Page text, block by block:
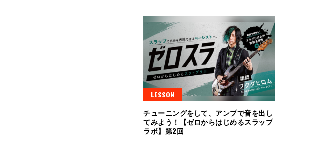
LESSON
チューニングをして、アンプで音を出し
てみよう！【ゼロからはじめるスラップ
ラボ】第2回